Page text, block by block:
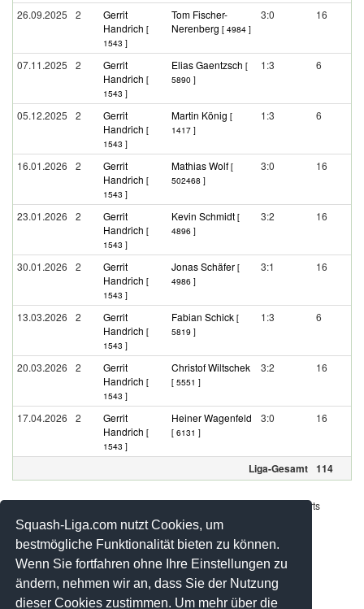
Squash-Liga.com nutzt Cookies, um
bestmögliche Funktionalität bieten zu können.
Wenn Sie fortfahren ohne Ihre Einstellungen zu
ändern, nehmen wir an, dass Sie der Nutzung
dieser Cookies zustimmen. Um mehr über die
26.09.2025
2
Gerrit
Handrich [
1543 ]
Tom Fischer-
Nerenberg [ 4984 ]
3:0 16
07.11.2025 2
Gerrit
Handrich [
1543 ]
Elias Gaentzsch [
5890 ]
1:3 6
05.12.2025 2
Gerrit
Handrich [
1543 ]
Martin König [
1417 ]
1:3 6
16.01.2026 2
Gerrit
Handrich [
1543 ]
Mathias Wolf [
502468 ]
3:0 16
23.01.2026 2
Gerrit
Handrich [
1543 ]
Kevin Schmidt [
4896 ]
3:2 16
30.01.2026 2
Gerrit
Handrich [
1543 ]
Jonas Schäfer [
4986 ]
3:1 16
13.03.2026 2
Gerrit
Handrich [
1543 ]
Fabian Schick [
5819 ]
1:3 6
20.03.2026 2
Gerrit
Handrich [
1543 ]
Christof Wiltschek
[ 5551 ]
3:2 16
17.04.2026 2
Gerrit
Handrich [
1543 ]
Heiner Wagenfeld
[ 6131 ]
3:0 16
Liga-Gesamt 114
Werbung - Offizielle Pool Partner des deutschen Squashsports